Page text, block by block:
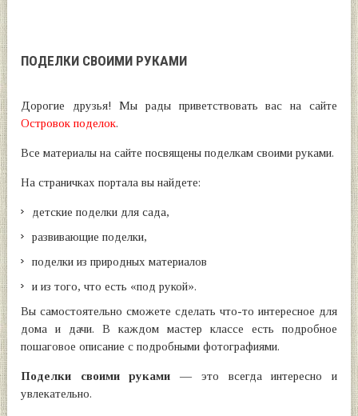
ПОДЕЛКИ СВОИМИ РУКАМИ
Дорогие друзья! Мы рады приветствовать вас на сайте
Островок поделок.
Все материалы на сайте посвящены поделкам своими руками.
На страничках портала вы найдете:
детские поделки для сада,
развивающие поделки,
поделки из природных материалов
и из того, что есть «под рукой».
Вы самостоятельно сможете сделать что-то интересное для
дома и дачи. В каждом мастер классе есть подробное
пошаговое описание с подробными фотографиями.
Поделки своими руками — это всегда интересно и
увлекательно.